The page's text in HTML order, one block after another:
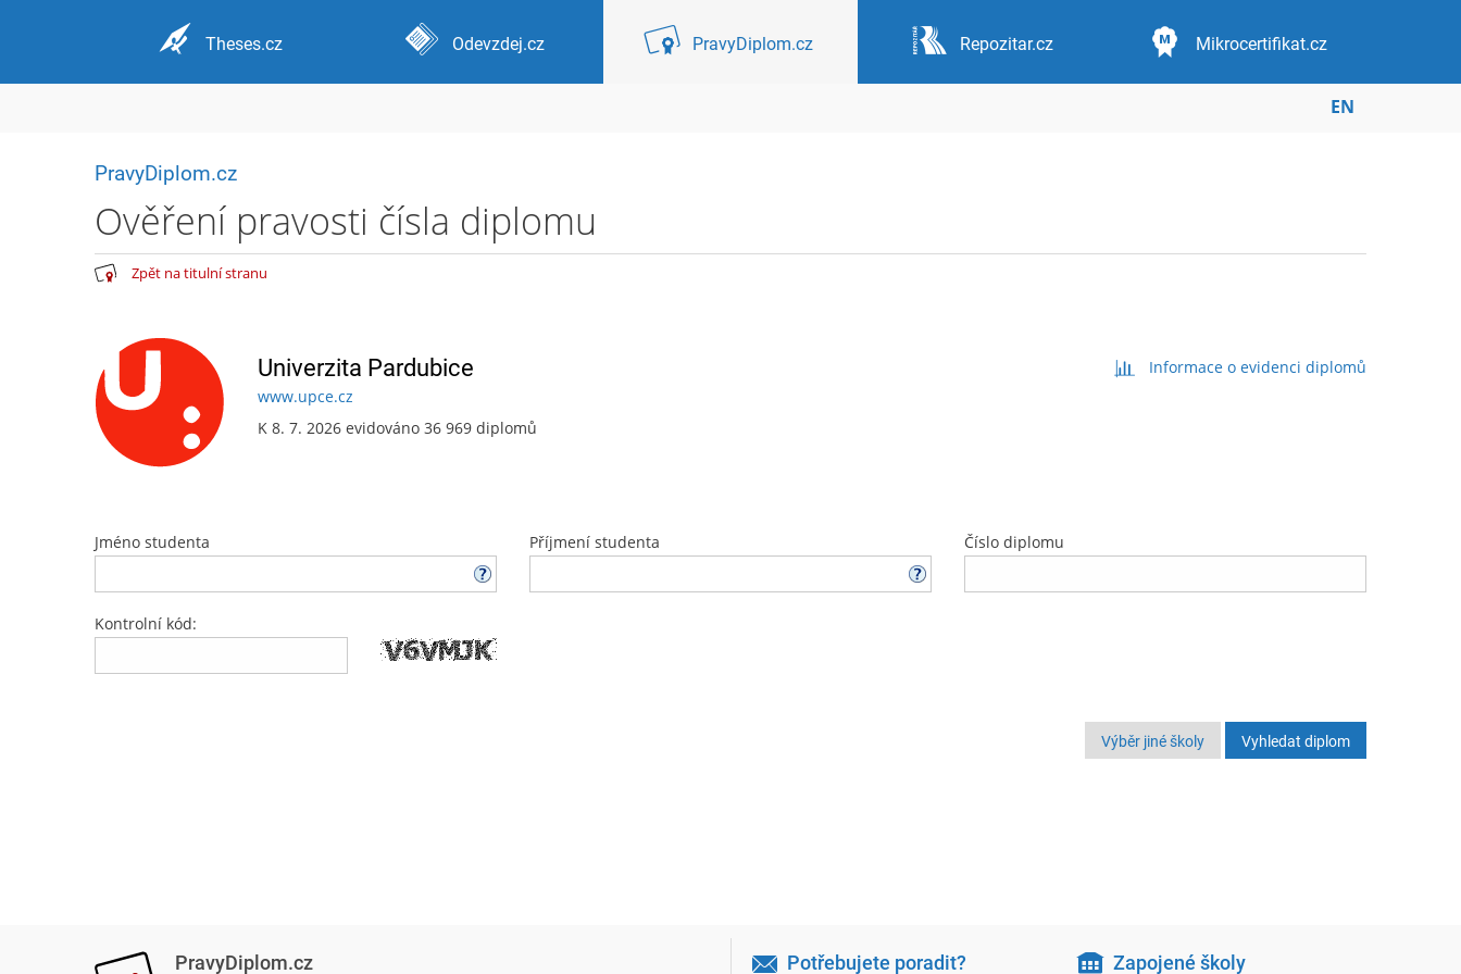
Theses.cz Odevzdej.cz PravyDiplom.cz Repozitar.cz Mikrocertifikat.cz
EN
PravyDiplom.cz
Ověření pravosti čísla diplomu
Zpět na titulní stranu
Univerzita Pardubice
www.upce.cz
K 8. 7. 2026 evidováno 36 969 diplomů
Informace o evidenci diplomů
Jméno studenta Příjmení studenta Číslo diplomu
Kontrolní kód:
Výběr jiné školy
PravyDiplom.cz Potřebujete poradit? Zapojené školy